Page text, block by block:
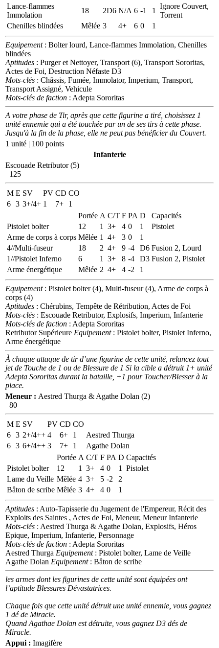
Lance-flammes
Immolation
18 2D6 N/A 6 -1 1
Ignore Couvert,
Torrent
Chenilles blindées
Mêlée 3 4+ 6 0 1
Equipement: Bolter lourd, Lance-flammes Immolation, Chenilles
blindées
Aptitudes : Purger et Nettoyer, Transport (6), Transport Sororitas,
Actes de Foi, Destruction Néfaste D3
Mots-clés : Châssis, Fumée, Immolator, Imperium, Transport,
Transport Assigné, Vehicule
Mots-clés de faction : Adepta Sororitas
A votre phase de Tir, après que cette figurine a tiré, choisissez 1
unité ennemie qui a été touchée par un de ses tirs à cette phase.
Jusqu'à la fin de la phase, elle ne peut pas bénéficier du Couvert.
1 unité | 100 points
Infanterie
Escouade Retributor (5)
125
M E SV PV CD CO
6 3 3+/4+ 1 7+
1
Portée A C/T F PA D
Capacités
Pistolet bolter
12 1 3+ 4 0 1
Pistolet
Arme de corps à corps Mêlée 1 4+ 3 0
1
4//Multi-fuseur
18 2 4+ 9 -4 D6 Fusion 2, Lourd
1//Pistolet Inferno
6 1 3+ 8 -4 D3 Fusion 2, Pistolet
Arme énergétique
Mêlée 2 4+ 4 -2 1
Equipement: Pistolet bolter (4), Multi-fuseur (4), Arme de corps à
corps (4)
Aptitudes : Chérubins, Tempête de Rétribution, Actes de Foi
Mots-clés : Escouade Retributor, Explosifs, Imperium, Infanterie
Mots-clés de faction : Adepta Sororitas
Retributor Supérieure Equipement: Pistolet bolter, Pistolet Inferno,
Arme énergétique
À chaque attaque de tir d’une figurine de cette unité, relancez tout
jet de Touche de 1 ou de Blessure de 1 Si la cible a détruit 1+ unité
Adepta Sororitas durant la bataille, +1 pour Toucher/Blesser à la
place.
Meneur : Aestred Thurga & Agathe Dolan (2)
80
M E SV PV CD CO
6 3 2+/4++ 4 6+ 1
Aestred Thurga
6 3 6+/4++ 3 7+ 1
Agathe Dolan
Portée A C/T F PA D Capacités
Pistolet bolter
12 1 3+ 4 0 1
Pistolet
Lame du Veille Mêlée 4 3+ 5 -2
2
Bâton de scribe Mêlée 3 4+ 4 0 1
Aptitudes : Auto-Tapisserie du Jugement de l'Empereur, Récit des
Exploits des Saintes , Actes de Foi, Meneur, Meneur Infanterie
Mots-clés : Aestred Thurga & Agathe Dolan, Explosifs, Héros
Epique, Imperium, Infanterie, Personnage
Mots-clés de faction : Adepta Sororitas
Aestred Thurga Equipement: Pistolet bolter, Lame de Veille
Agathe Dolan Equipement: Bâton de scribe
les armes dont les figurines de cette unité sont équipées ont
l’aptitude Blessures Dévastatrices.
Chaque fois que cette unité détruit une unité ennemie, vous gagnez
1 dé de Miracle.
Quand Agathae Dolan est détruite, vous gagnez D3 dés de
Miracle.
Appui : Imagifère